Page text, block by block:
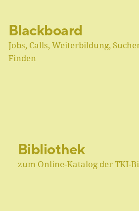
Blackboard
Jobs, Calls, Weiterbildung,
Finden
Bibliothek
zum Online-Katalog der TKI-